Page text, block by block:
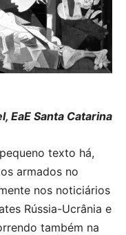
EaE Santa Catarina
texto há,
armados no
nos noticiários
Rússia-Ucrânia e
também na